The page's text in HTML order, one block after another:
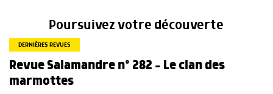
Poursuivez votre découverte
DERNIÈRES REVUES
Revue Salamandre n° 282 – Le clan des
marmottes